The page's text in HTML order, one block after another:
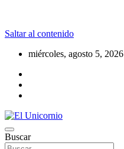
Saltar al contenido
miércoles, agosto 5, 2026
El Unicornio
La realidad supera la fantasía
Buscar